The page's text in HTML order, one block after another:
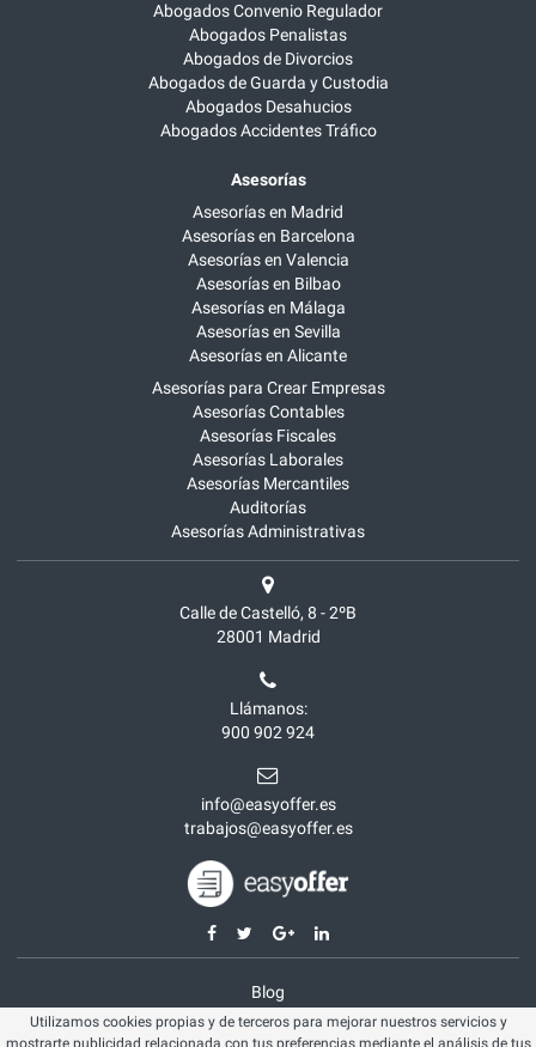
Abogados Convenio Regulador
Abogados Penalistas
Abogados de Divorcios
Abogados de Guarda y Custodia
Abogados Desahucios
Abogados Accidentes Tráfico
Asesorías
Asesorías en Madrid
Asesorías en Barcelona
Asesorías en Valencia
Asesorías en Bilbao
Asesorías en Málaga
Asesorías en Sevilla
Asesorías en Alicante
Asesorías para Crear Empresas
Asesorías Contables
Asesorías Fiscales
Asesorías Laborales
Asesorías Mercantiles
Auditorías
Asesorías Administrativas
Calle de Castelló, 8 - 2ºB
28001 Madrid
Llámanos:
900 902 924
info@easyoffer.es
trabajos@easyoffer.es
Blog
Opiniones
Utilizamos cookies propias y de terceros para mejorar nuestros servicios y
mostrarte publicidad relacionada con tus preferencias mediante el análisis de tus